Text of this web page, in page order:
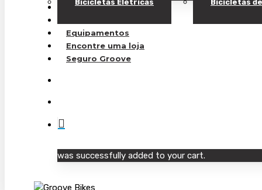
Bicicletas Elétricas Bicicletas
Bicicletas Elétricas
Equipamentos
Encontre uma loja
Seguro Groove
was successfully added to your cart.